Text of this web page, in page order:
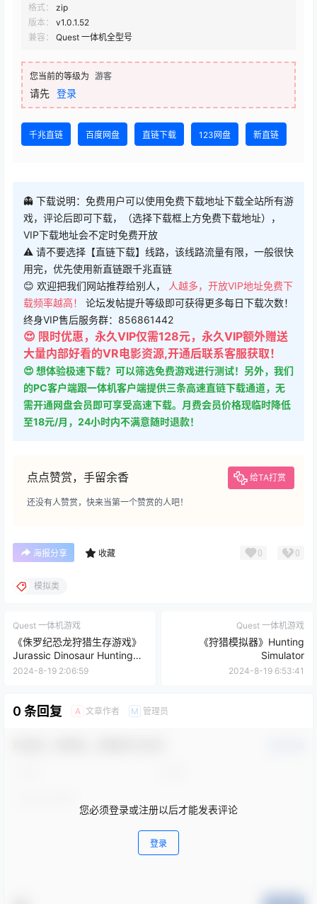
格式：
zip
版本：
v1.0.1.52
兼容：
Quest 一体机全型号
您当前的等级为 游客
请先 登录
千兆直链 百度网盘 直链下载 123网盘 新直链
👻 下载说明：免费用户可以使用免费下载地址下载全站所有游
戏，评论后即可下载，（选择下载框上方免费下载地址），
VIP下载地址会不定时免费开放
⚠ 请不要选择【直链下载】线路，该线路流量有限，一般很快
用完，优先使用新直链跟千兆直链
😊 欢迎把我们网站推荐给别人，
人越多，开放VIP地址免费下
载频率越高！ 论坛发帖提升等级即可获得更多每日下载次数！
终身VIP售后服务群：856861442
😍 限时优惠，永久VIP仅需128元，永久VIP额外赠送
大量内部好看的VR电影资源,开通后联系客服获取！
😍 想体验极速下载？可以筛选免费游戏进行测试！另外，我们
的PC客户端跟一体机客户端提供三条高速直链下载通道，无
需开通网盘会员即可享受高速下载。月费会员价格现临时降低
至18元/月，24小时内不满意随时退款！
点点赞赏，手留余香 给TA打赏
还没有人赞赏，快来当第一个赞赏的人吧！
海报分享 收藏 0 0
模拟类
Quest 一体机游戏
《侏罗纪恐龙狩猎生存游戏》
Jurassic Dinosaur Hunting
survival game
2024-8-19 2:06:59
Quest 一体机游戏
《狩猎模拟器》Hunting
Simulator
2024-8-19 6:53:41
0 条回复 A 文章作者 M 管理员
您必须登录或注册以后才能发表评论
登录